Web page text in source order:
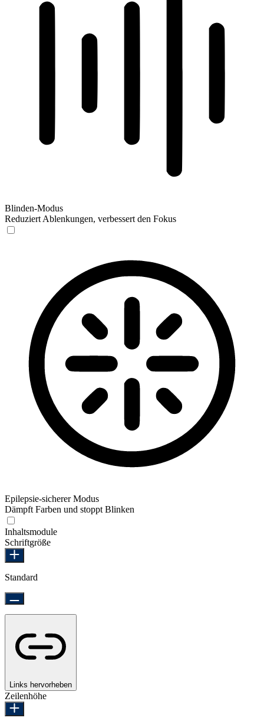
Blinden-Modus
Reduziert Ablenkungen, verbessert den Fokus
Epilepsie-sicherer Modus
Dämpft Farben und stoppt Blinken
Inhaltsmodule
Schriftgröße
Standard
Links hervorheben
Zeilenhöhe